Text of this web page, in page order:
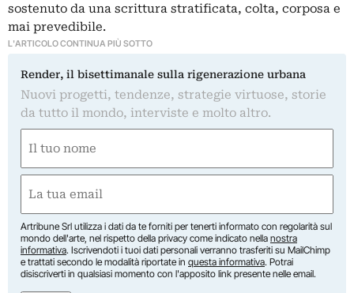
sostenuto da una scrittura stratificata, colta, corposa e
mai prevedibile.
L'ARTICOLO CONTINUA PIÙ SOTTO
Render, il bisettimanale sulla rigenerazione urbana
Nuovi progetti, tendenze, strategie virtuose, storie
da tutto il mondo, interviste e molto altro.
(Required)
First
(Required)
Artribune Srl utilizza i dati da te forniti per tenerti informato con regolarità sul
mondo dell'arte, nel rispetto della privacy come indicato nella nostra
informativa. Iscrivendoti i tuoi dati personali verranno trasferiti su MailChimp
e trattati secondo le modalità riportate in questa informativa. Potrai
disiscriverti in qualsiasi momento con l'apposito link presente nelle email.